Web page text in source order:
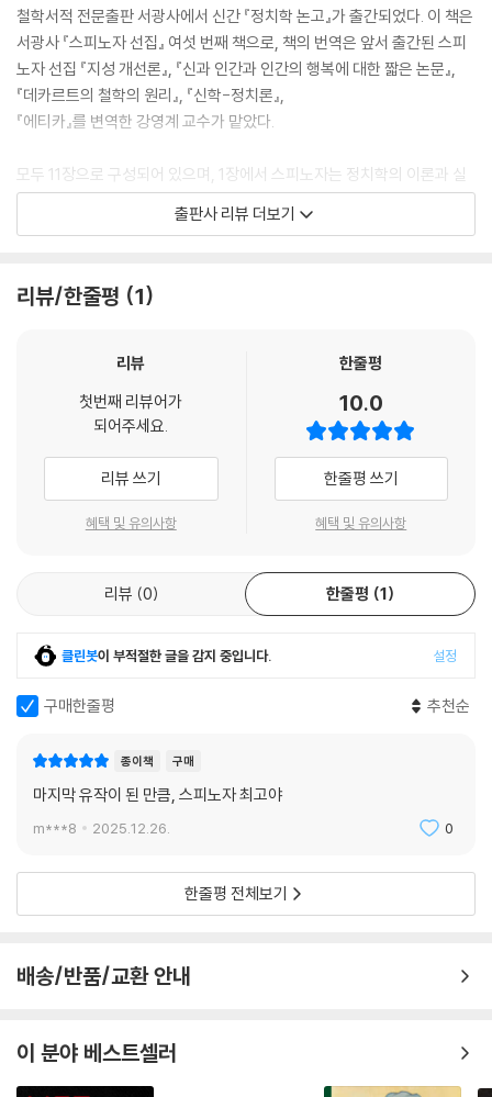
12. 군대는 오직 시민들로만 구성된다. … 104
13. 어떤 근거로 고문관을 선출하는가 … 105
14. 15. 왕의 안전. 역사적 증거들… 106
16. 도시의 축성… 108
17. 군대의 지원과 군대의 지휘관… 108
19. 공동체의 기초는 시민권에 의해서 존재한다.… 110
20. 귀족은 오직 왕으로부터만 연유한다.… 110
21. 어떤 해의 재판관들… 111
23. 외국인과 왕의 혈족… 113
24. 왕의 위험한 결혼. 역사적 증거들… 114
26. 신을 예배할 수 있는 권리… 116
28. 모든 사람의 견고한 왕국… 119
29. 왕국의 고문들의 은폐시키는 힘… 119
30. 아라곤 왕국의 예… 120
31. 많은 사람들은 왕 밑에서 충분히 큰 자유를 누릴 수 있다.… 124
2. 귀족정은 많은 수의 귀족에 의해서 성립되어야 한다.… 126
4~6. 귀족정은 군주정보다 훨씬 더 완전하다.… 128
8. 도시의 축성… 131
10. 경작지와 토지의 판매… 133
11. 최고의 귀족 회의… 134
12. 귀족정의 몰락의 원인… 134
13. 귀족정의 첫 번째 법은 점진적으로 과두정(寡頭政)으로 넘어가지 않
14. 15. 씨족의 구성원에 의한 귀족의 선출… 136
16. 회의의 장소와 시간… 137
18. 직접적인 또는 기본적인 회의… 138
26. 27. 국가의 관리들… 144
철학서적 전문출판 서광사에서 신간 『정치학 논고』가 출간되었다. 이 책은
서광사 『스피노자 선집』 여섯 번째 책으로, 책의 번역은 앞서 출간된 스피
노자 선집 『지성 개선론』, 『신과 인간과 인간의 행복에 대한 짧은 논문』,
『데카르트의 철학의 원리』, 『신학-정치론』,
『에티카』를 변역한 강영계 교수가 맡았다.
모두 11장으로 구성되어 있으며, 1장에서 스피노자는 정치학의 이론과 실
천, 인간의 정서와 본성을 살핀다. 이것들은 정치철학을 전개하기 위한 기
초이다. 2장에서는 자연권을 살피는데, 스피노자는 홉스와 달리 자연 속의
국가를 논한다. 6장과 7장은 군주정에 대해서 그리고 8, 9, 10장은 귀족정
고 있다. 스피노자는 『신학-정치론』에서 완성된 신학론(종교철학)을 제시
하였으나 그의 정치론(정치철학)은 양적으로도 너무 적어서 미완성인 채
로 남았다고 할 수 있다. 그리하여 그는 『정치학 논고』에서 법에 대해서뿐
만 아니라 정치학에 관련된 다양한 문제들에 대해서도 다루려 했으나 그의
예기치 못한 죽음으로 완수할 수 없었다.
『정치학 논고』에서는 인간의 심리와 본성을 기본으로 삼고 군주정과 귀족
정의 장단점을 면밀히 검토한 후 자신이 갈망하는 바람직한 사회의 표본인
자유민주주의 정치체제를 제시하고자 하였으며, 스피노자는 전제정치(독
재정치)로 몰락하지 않고 시민들의 평화와 자유가 침해당하지 않기 위해
바람직한 정치체제를 구상, 기획하여 제시하고자 하였다. 스피노자가 이
자유민주주의 정치체제가 왜 정치철학의 구체적인 목표인지를 한층 더 힘
스피노자의 사상을 이해하고자 하는 독자라면 스피노자 선집 시리즈를 읽
터 자기 자신의 고유한 철학 사상을 구성하게 되었고, 초기 저술들을 거쳐
어떻게 『에티카』에서 종합적 사상을 전개하였는지, 그리고 왜 『에티카』 이
게 되었는지 일목요연하게 바라볼 수 있을 것이다.
출판사 리뷰 더보기
리뷰/한줄평 1
리뷰
첫번째 리뷰어가
되어주세요.
리뷰 쓰기
혜택 및 유의사항
한줄평
10.0
한줄평 쓰기
혜택 및 유의사항
리뷰 0 한줄평 1
클린봇이 부적절한 글을 감지 중입니다. 설정
구매한줄평 추천순
종이책 구매
마지막 유작이 된 만큼, 스피노자 최고야
m***8 2025.12.26. 0
한줄평 전체보기
배송/반품/교환 안내
이 분야 베스트셀러